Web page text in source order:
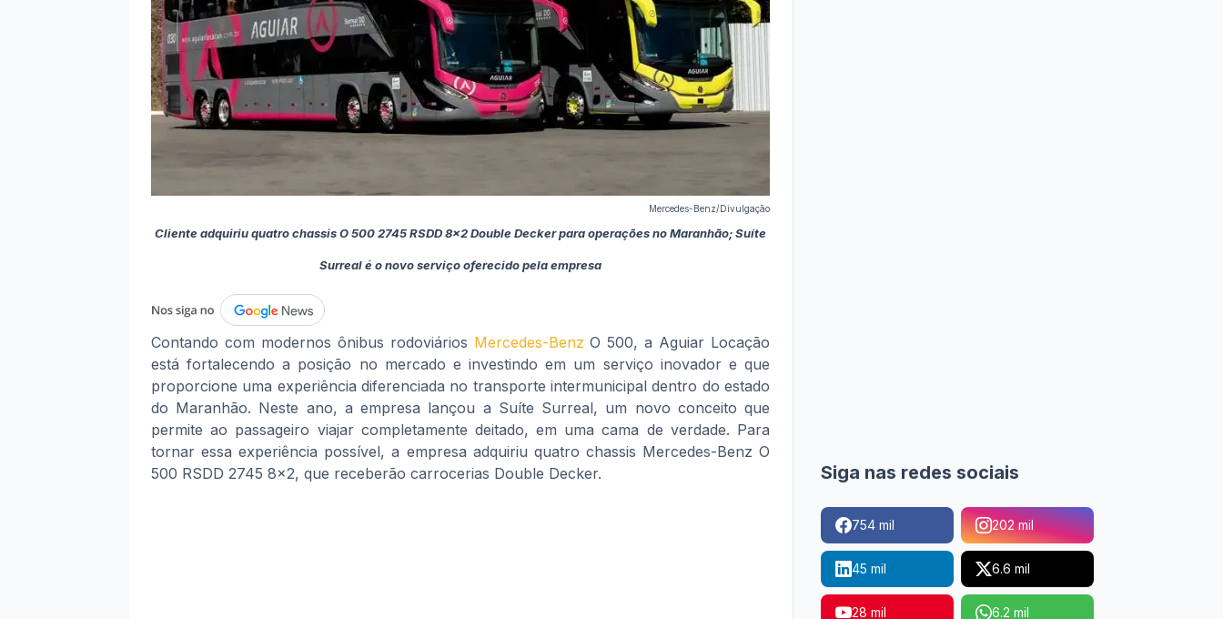
Mercedes-Benz/Divulgação
Cliente adquiriu quatro chassis O 500 2745 RSDD 8x2 Double Decker para operações no Maranhão; Suíte
Surreal é o novo serviço oferecido pela empresa
Contando com modernos ônibus rodoviários Mercedes-Benz O 500, a Aguiar Locação
está fortalecendo a posição no mercado e investindo em um serviço inovador e que
proporcione uma experiência diferenciada no transporte intermunicipal dentro do estado
do Maranhão. Neste ano, a empresa lançou a Suíte Surreal, um novo conceito que
permite ao passageiro viajar completamente deitado, em uma cama de verdade. Para
tornar essa experiência possível, a empresa adquiriu quatro chassis Mercedes-Benz O
500 RSDD 2745 8x2, que receberão carrocerias Double Decker.
Siga nas redes sociais
754 mil 202 mil
45 mil 6.6 mil
28 mil 6.2 mil